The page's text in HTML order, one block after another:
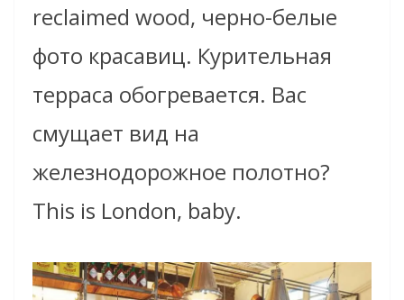
reclaimed wood, черно-белые
фото красавиц. Курительная
терраса обогревается. Вас
смущает вид на
железнодорожное полотно?
This is London, baby.